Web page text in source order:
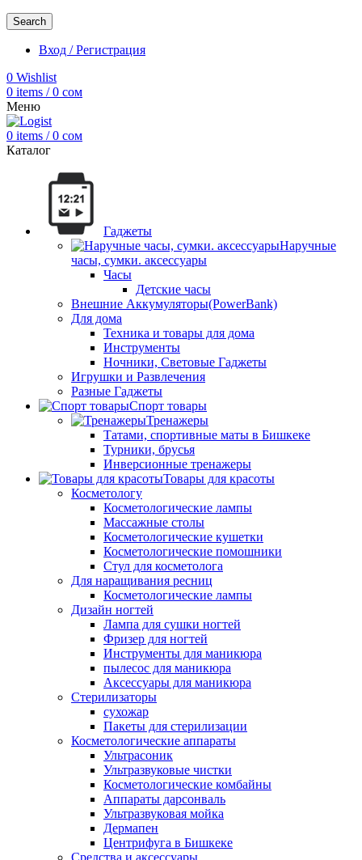
Search
Вход / Регистрация
0 Wishlist
0 items / 0 сом
Меню
0 items / 0 сом
Каталог
Гаджеты
Наручные
часы, сумки. аксессуары
Часы
Детские часы
Внешние Аккумуляторы(PowerBank)
Для дома
Техника и товары для дома
Инструменты
Ночники, Световые Гаджеты
Игрушки и Развлечения
Разные Гаджеты
Спорт товары
Тренажеры
Татами, спортивные маты в Бишкеке
Турники, брусья
Инверсионные тренажеры
Товары для красоты
Косметологу
Косметологические лампы
Массажные столы
Косметологические кушетки
Косметологические помошники
Стул для косметолога
Для наращивания ресниц
Косметологические лампы
Дизайн ногтей
Лампа для сушки ногтей
Фризер для ногтей
Инструменты для маникюра
пылесос для маникюра
Аксессуары для маникюра
Стерилизаторы
сухожар
Пакеты для стерилизации
Косметологические аппараты
Ультрасоник
Ультразвуковые чистки
Косметологические комбайны
Аппараты дарсонваль
Ультразвуковая мойка
Дермапен
Центрифуга в Бишкеке
Средства и аксессуары